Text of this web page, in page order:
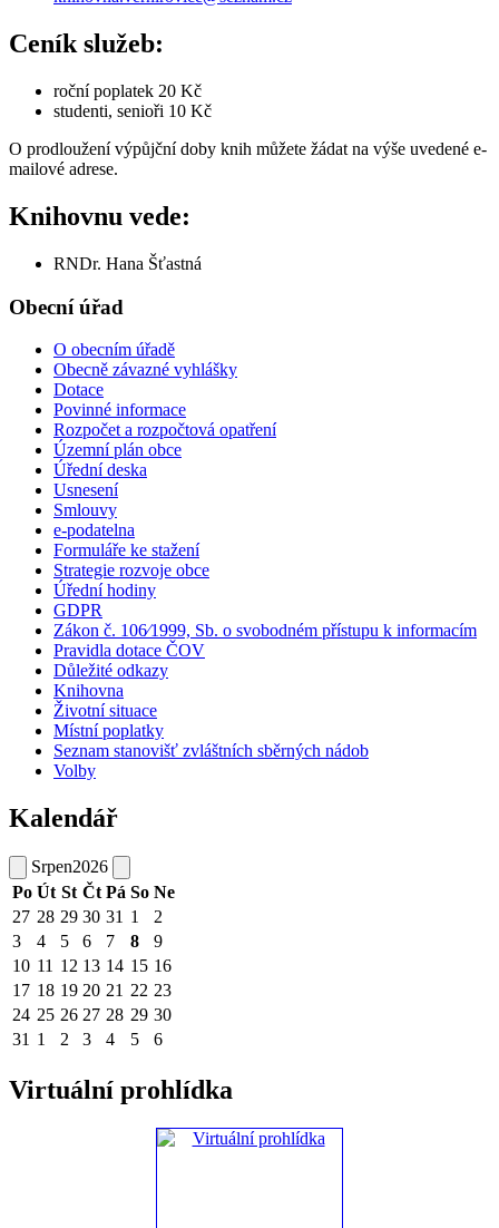
Ceník služeb:
roční poplatek 20 Kč
studenti, senioři 10 Kč
O prodloužení výpůjční doby knih můžete žádat na výše uvedené e-
mailové adrese.
Knihovnu vede:
RNDr. Hana Šťastná
Obecní úřad
O obecním úřadě
Obecně závazné vyhlášky
Dotace
Povinné informace
Rozpočet a rozpočtová opatření
Územní plán obce
Úřední deska
Usnesení
Smlouvy
e-podatelna
Formuláře ke stažení
Strategie rozvoje obce
Úřední hodiny
GDPR
Zákon č. 106⁄1999, Sb. o svobodném přístupu k informacím
Pravidla dotace ČOV
Důležité odkazy
Knihovna
Životní situace
Místní poplatky
Seznam stanovišť zvláštních sběrných nádob
Volby
Kalendář
Srpen2026
Po Út St Čt Pá So Ne
27 28 29 30 31 1
2
3
4 5 6 7 8
9
10 11 12 13 14 15 16
17 18 19 20 21 22 23
24 25 26 27 28 29 30
31 1 2 3 4 5 6
Virtuální prohlídka